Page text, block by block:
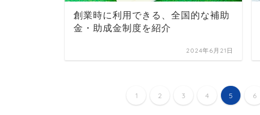
創業時に利用できる、全国的な補助
金・助成金制度を紹介
2024年6月21日
1 2 3 4 5 6